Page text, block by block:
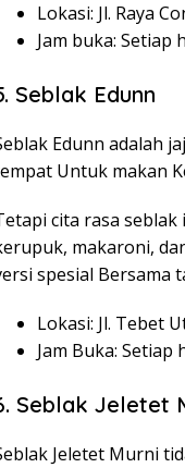
Lokasi: Jl. Raya
Jam buka: Setiap
Seblak Edunn
Edunn adalah
Untuk makan
cita rasa
makaroni,
spesial Bersama
Lokasi: Jl. Tebet
Jam Buka: Setiap
Seblak Jeletet
Jeletet Murni